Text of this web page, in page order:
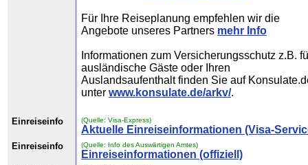
Für Ihre Reiseplanung empfehlen wir die
Angebote unseres Partners mehr Info
Informationen zum Versicherungsschutz z.B.
ausländische Gäste oder Ihren
Auslandsaufenthalt finden Sie auf
unter www.konsulate.de/arkv/.
Einreiseinfo (Quelle: Visa-Express)
Aktuelle Einreiseinformationen (Visa-
Einreiseinfo (Quelle: Info des Auswärtigen Amtes)
Einreiseinformationen (offiziell)